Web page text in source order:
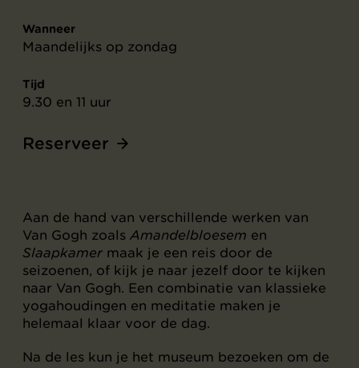
Wanneer
Maandelijks op zondag
Tijd
9.30 en 11 uur
Reserveer
Aan de hand van verschillende werken van
Van Gogh zoals Amandelbloesem en
Slaapkamer maak je een reis door de
seizoenen, of kijk je naar jezelf door te kijken
naar Van Gogh. Een combinatie van klassieke
yogahoudingen en meditatie maken je
helemaal klaar voor de dag.
Na de les kun je het museum bezoeken om de